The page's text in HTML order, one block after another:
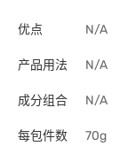
优点 N/A
产品用法 N/A
成分组合 N/A
每包件数 70g